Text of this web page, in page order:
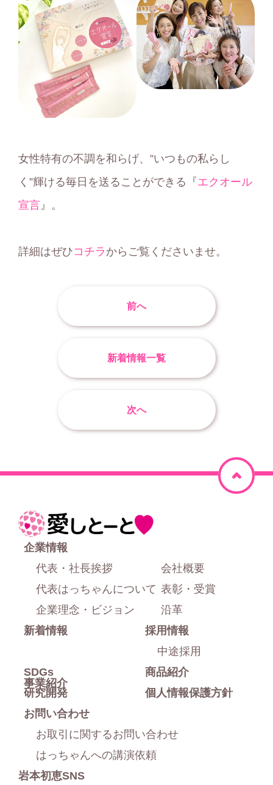
女性特有の不調を和らげ、”いつもの私らし
く”輝ける毎日を送ることができる『エクオール
宣言』。
詳細はぜひコチラ からご覧くださいませ。
前へ
新着情報一覧
次へ
ペ
ー
ホ
ー
企業情報
代表・社長挨拶
代表はっちゃんについて
企業理念・ビジョン
会社概要
表彰・受賞
沿革
採用情報
中途採用
事業紹介
商品紹介
研究開発
新着情報
個人情報保護方針
SDGs
お問い合わせ
お取引に関するお問い合わせ
はっちゃんへの講演依頼
岩本初恵SNS